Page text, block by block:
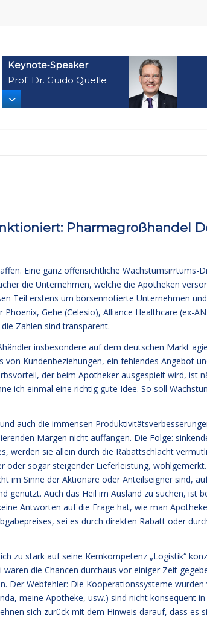
Keynote‑Speaker
Prof. Dr. Guido Quelle
Pharmagroßhandel
Eine ganz offensichtliche Wachstumsirrtums-
die Unternehmen, welche die Apotheken
Teil erstens um börsennotierte Unternehmen
Gehe (Celesio), Alliance Healthcare (ex-
Zahlen sind transparent.
insbesondere auf dem deutschen Markt
Kundenbeziehungen, ein fehlendes Angebot
der beim Apotheker ausgespielt wird, ist
ich einmal eine richtig gute Idee. So soll
auch die immensen
Margen nicht auffangen. Die Folge:
werden sie allein durch die Rabattschlacht
oder sogar steigender Lieferleistung,
im Sinne der Aktionäre oder Anteilseigner sind,
genutzt. Auch das Heil im Ausland zu suchen, ist
Antworten auf die Frage hat, wie man
sei es durch direkten Rabatt oder
zu stark auf seine Kernkompetenz „Logistik“
die Chancen durchaus vor einiger Zeit
Der Webfehler: Die Kooperationssysteme
meine Apotheke, usw.) sind nicht konsequent
sich zurück mit dem Hinweis darauf, dass es